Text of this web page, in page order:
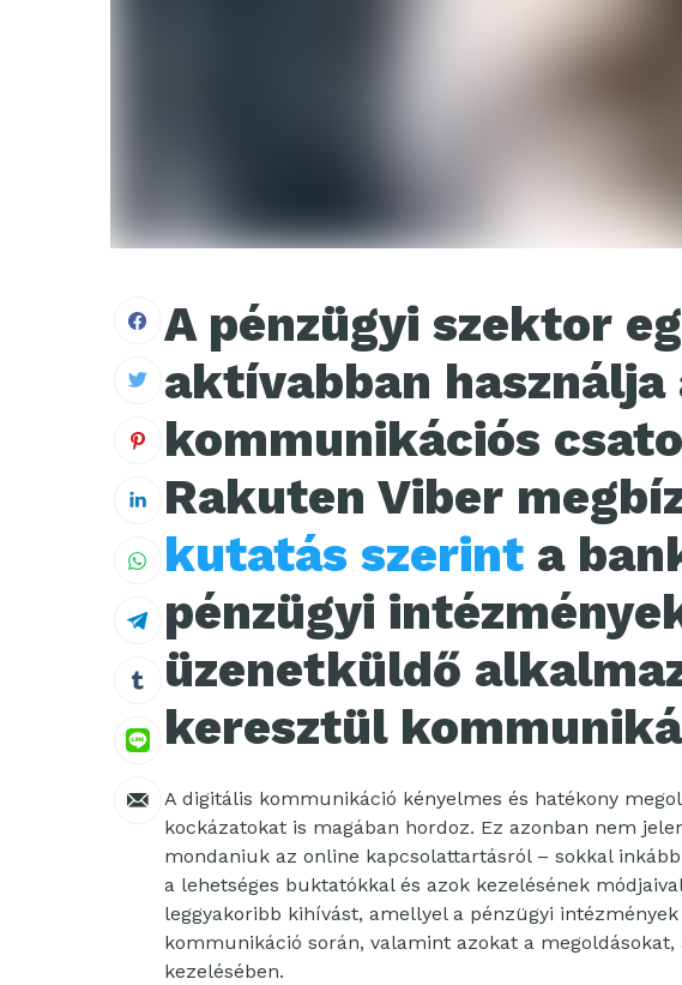
A pénzügyi szektor
aktívabban
kommunikációs
Rakuten Viber
kutatás szerint a
pénzügyi
üzenetküldő
keresztül
A digitális kommunikáció kényelmes és hatékony
kockázatokat is magában hordoz. Ez azonban nem
mondaniuk az online kapcsolattartásról – sokkal
a lehetséges buktatókkal és azok kezelésének
leggyakoribb kihívást, amellyel a pénzügyi
kommunikáció során, valamint azokat a
kezelésében.